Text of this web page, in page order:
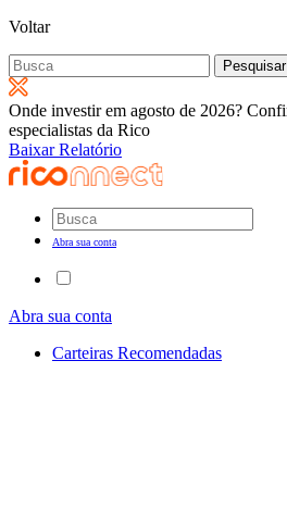
Voltar
Pesquisar
por:
Onde investir em agosto de 2026?
especialistas da Rico
Baixar Relatório
Abra sua conta
Abra sua conta
Carteiras Recomendadas